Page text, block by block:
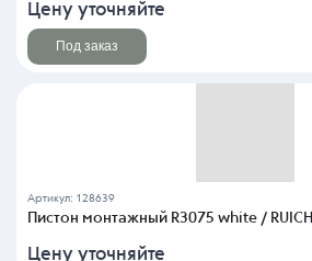
Цену уточняйте
Под заказ
Артикул: 128639
Пистон монтажный R3075 white / RUICHI
Цену уточняйте